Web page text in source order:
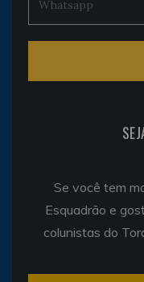
Se você tem
Esquadrão e
colunistas do